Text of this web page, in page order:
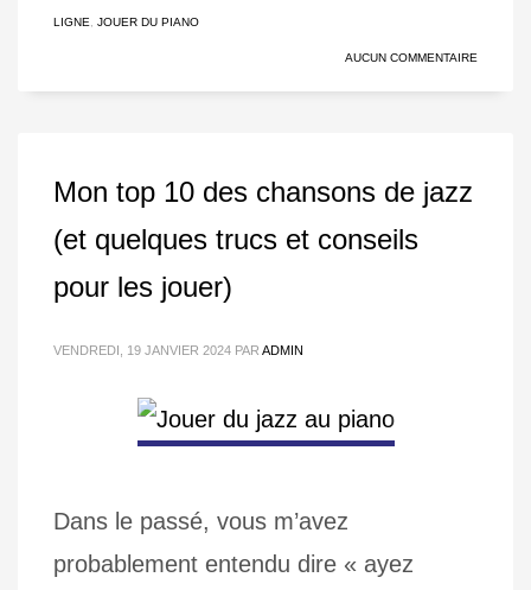
LIGNE, JOUER DU PIANO
AUCUN COMMENTAIRE
Mon top 10 des chansons de jazz
(et quelques trucs et conseils
pour les jouer)
VENDREDI, 19 JANVIER 2024 PAR ADMIN
Dans le passé, vous m’avez
probablement entendu dire « ayez